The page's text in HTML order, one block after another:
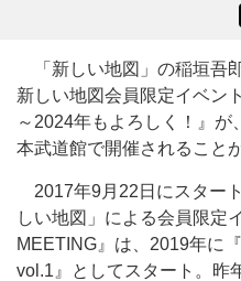
「新しい地図」の稲垣吾
新しい地図会員限定イベン
～2024年もよろしく！』が
本武道館で開催されること
2017年9月22日にスター
しい地図」による会員限定
MEETING』は、2019年に
vol.1』としてスタート。昨